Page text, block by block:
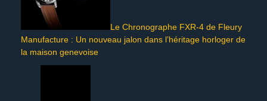
Le Chronographe FXR-4 de Fleury
Manufacture : Un nouveau jalon dans l’héritage horloger de
la maison genevoise